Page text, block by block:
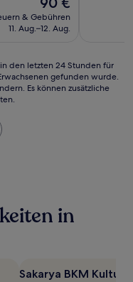
Preis
beträgt
& Gebühren
11. Aug.–12. Aug.
den letzten 24 Stunden für
gefunden wurde.
Es können zusätzliche
in
Sakarya BKM